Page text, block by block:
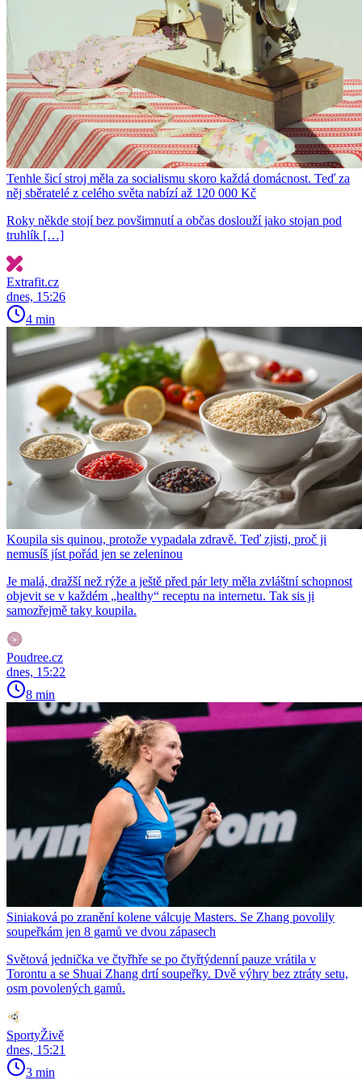
Tenhle šicí stroj měla za socialismu skoro každá domácnost. Teď za
něj sběratelé z celého světa nabízí až 120 000 Kč
Roky někde stojí bez povšimnutí a občas doslouží jako stojan pod
truhlík […]
Extrafit.cz
dnes, 15:26
4 min
Koupila sis quinou, protože vypadala zdravě. Teď zjisti, proč ji
nemusíš jíst pořád jen se zeleninou
Je malá, dražší než rýže a ještě před pár lety měla zvláštní schopnost
objevit se v každém „healthy“ receptu na internetu. Tak sis ji
samozřejmě taky koupila.
Poudree.cz
dnes, 15:22
8 min
Siniaková po zranění kolene válcuje Masters. Se Zhang povolily
soupeřkám jen 8 gamů ve dvou zápasech
Světová jednička ve čtyřhře se po čtyřtýdenní pauze vrátila v
Torontu a se Shuai Zhang drtí soupeřky. Dvě výhry bez ztráty setu,
osm povolených gamů.
SportyŽivě
dnes, 15:21
3 min